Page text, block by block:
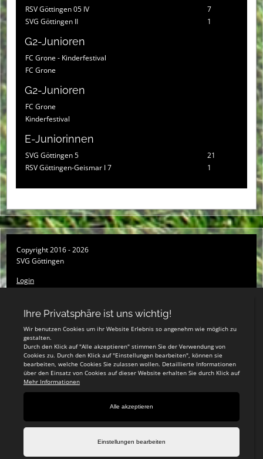
RSV Göttingen 05 IV
7
SVG Göttingen II
1
G2-Junioren
FC Grone - Kinderfestival
FC Grone
G2-Junioren
FC Grone
Kinderfestival
E-Juniorinnen
SVG Göttingen 5
21
RSV Göttingen-Geismar I 7
1
Copyright 2016 - 2026
SVG Göttingen
Login
Impressum
Datenschutzerklärung
Teamsports 2
Dein Sportverein online